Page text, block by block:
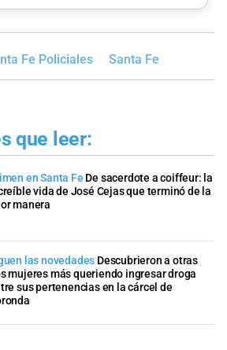
Fe Policiales Santa Fe
que leer:
en Santa Fe De sacerdote a coiffeur: la
vida de José Cejas que terminó de la
manera
las novedades Descubrieron a otras
mujeres más queriendo ingresar droga
sus pertenencias en la cárcel de